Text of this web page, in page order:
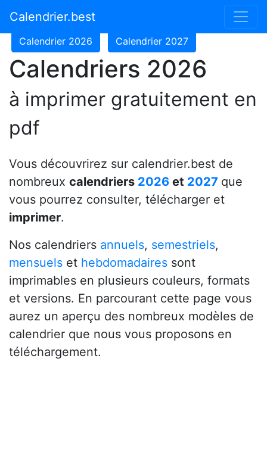
Calendrier.best
Calendrier 2024
Calendrier 2026 Calendrier 2027
Calendriers 2026
à imprimer gratuitement en
pdf
Vous découvrirez sur calendrier.best de
nombreux calendriers 2026 et 2027 que
vous pourrez consulter, télécharger et
imprimer.
Nos calendriers annuels, semestriels,
mensuels et hebdomadaires sont
imprimables en plusieurs couleurs, formats
et versions. En parcourant cette page vous
aurez un aperçu des nombreux modèles de
calendrier que nous vous proposons en
téléchargement.